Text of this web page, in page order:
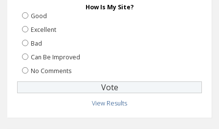
How Is My Site?
Good
Excellent
Bad
Can Be Improved
No Comments
View Results